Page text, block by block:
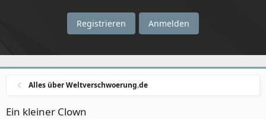
Registrieren Anmelden
Alles über Weltverschwoerung.de
Ein kleiner Clown